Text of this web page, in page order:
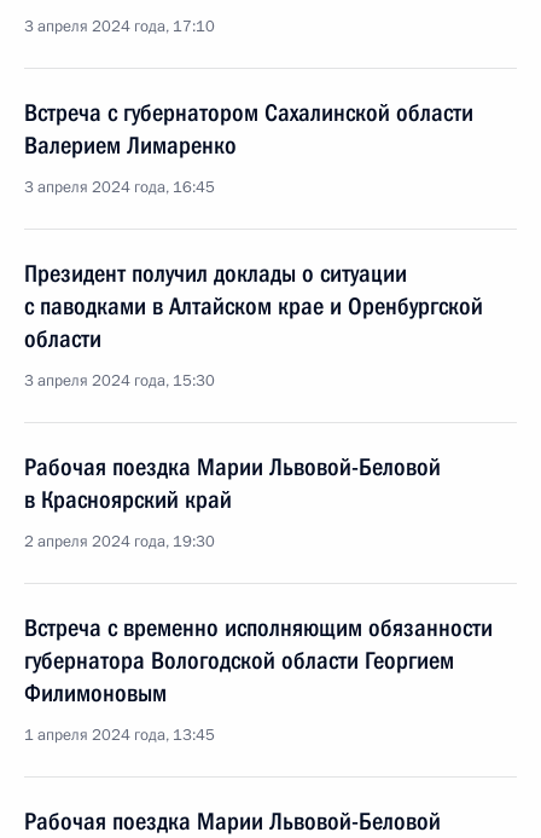
3 апреля 2024 года, 17:10
Встреча с губернатором Сахалинской области
Валерием Лимаренко
3 апреля 2024 года, 16:45
Президент получил доклады о ситуации
с паводками в Алтайском крае и Оренбургской
области
3 апреля 2024 года, 15:30
Рабочая поездка Марии Львовой-Беловой
в Красноярский край
2 апреля 2024 года, 19:30
Встреча с временно исполняющим обязанности
губернатора Вологодской области Георгием
Филимоновым
1 апреля 2024 года, 13:45
Рабочая поездка Марии Львовой-Беловой